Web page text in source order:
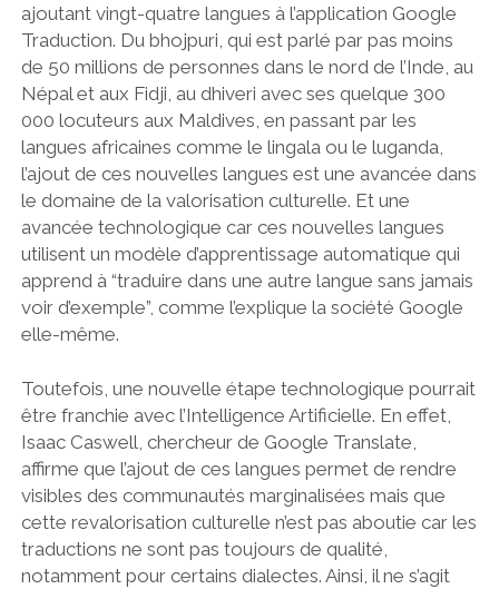
ajoutant vingt-quatre langues à l’application Google
Traduction. Du bhojpuri, qui est parlé par pas moins
de 50 millions de personnes dans le nord de l’Inde, au
Népal et aux Fidji, au dhiveri avec ses quelque 300
000 locuteurs aux Maldives, en passant par les
langues africaines comme le lingala ou le luganda,
l’ajout de ces nouvelles langues est une avancée dans
le domaine de la valorisation culturelle. Et une
avancée technologique car ces nouvelles langues
utilisent un modèle d’apprentissage automatique qui
apprend à “traduire dans une autre langue sans jamais
voir d’exemple”, comme l’explique la société Google
elle-même.
Toutefois, une nouvelle étape technologique pourrait
être franchie avec l’Intelligence Artificielle. En effet,
Isaac Caswell, chercheur de Google Translate,
affirme que l’ajout de ces langues permet de rendre
visibles des communautés marginalisées mais que
cette revalorisation culturelle n’est pas aboutie car les
traductions ne sont pas toujours de qualité,
notamment pour certains dialectes. Ainsi, il ne s’agit